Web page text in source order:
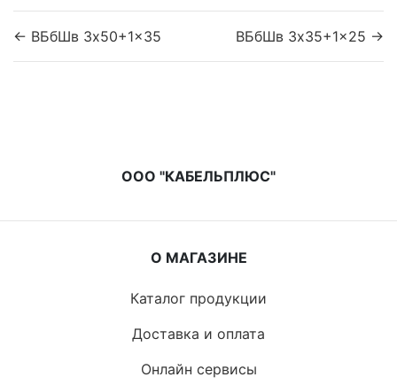
← ВБбШв 3x50+1x35 ВБбШв 3x35+1x25 →
ООО "КАБЕЛЬПЛЮС"
О МАГАЗИНЕ
Каталог продукции
Доставка и оплата
Онлайн сервисы